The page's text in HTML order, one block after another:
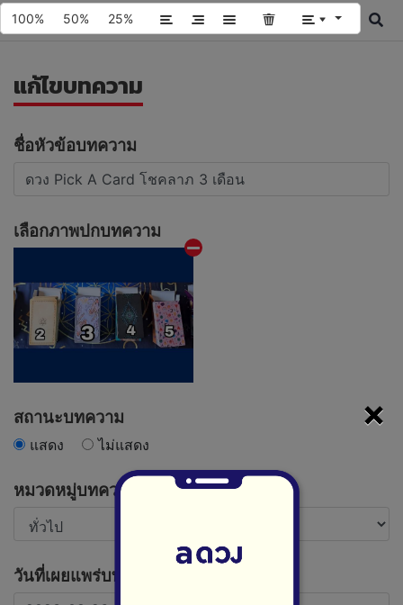
×
แก้ไขบทความ
ชื่อหัวข้อบทความ
เลือกภาพปกบทความ
สถานะบทความ
แสดง ไม่แสดง
หมวดหมู่บทความ
วันที่เผยแพร่บทความ
100% 50% 25%